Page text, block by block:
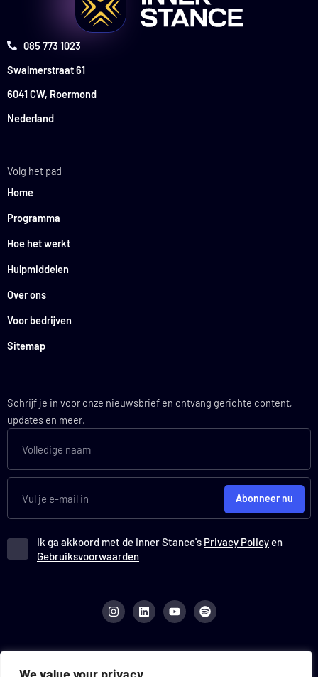
085 773 1023
Swalmerstraat 61
6041 CW, Roermond
Nederland
Volg het pad
Home
Programma
Hoe het werkt
Hulpmiddelen
Over ons
Voor bedrijven
Sitemap
Schrijf je in voor onze nieuwsbrief en ontvang gerichte content,
updates en meer.
Ik ga akkoord met de Inner Stance's Privacy Policyen
Gebruiksvoorwaarden
Abonneer nu
n
s
t
g
a
i
n
k
d
n
o
u
t
b
p
o
t
f